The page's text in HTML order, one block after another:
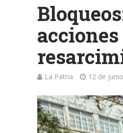
La Patria 12 de